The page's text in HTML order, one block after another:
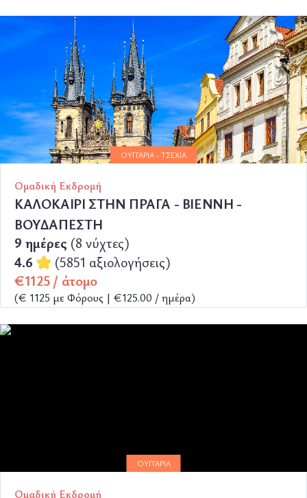
ΠΕΡΙΣΣΟΤΕΡΑ
ΟΥΓΓΑΡΊΑ - ΤΣΕΧΊΑ
Ομαδική Εκδρομή
ΚΑΛΟΚΑΙΡΙ ΣΤΗΝ ΠΡΑΓΑ - ΒΙΕΝΝΗ -
ΒΟΥΔΑΠΕΣΤΗ
9 ημέρες (8 νύχτες)
4.6
(5851 αξιολογήσεις)
€1125 / άτομο
(€ 1125 με Φόρους | €125.00 / ημέρα)
ΟΥΓΓΑΡΊΑ
Ομαδική Εκδρομή